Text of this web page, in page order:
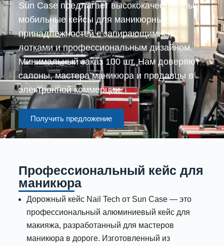
Sun Case предлагает высококачественные
мобильные кейсы для маникюрных
принадлежностей с запирающимися
лотками и профессиональным дизайном.
Минимальный заказ 100 шт. Нам доверяют
салоны, мастера маникюра и продавцы в
электронной коммерции.
Получить предложение
Профессиональный кейс для
маникюра
Дорожный кейс Nail Tech от Sun Case — это
профессиональный алюминиевый кейс для
макияжа, разработанный для мастеров
маникюра в дороге. Изготовленный из